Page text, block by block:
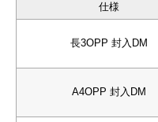
仕様
長3OPP 封入DM
A4OPP 封入DM